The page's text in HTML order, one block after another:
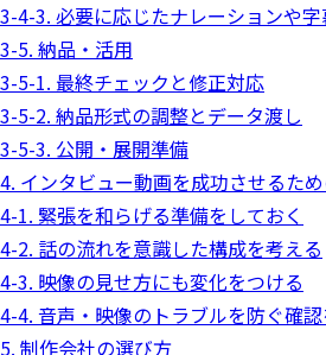
3-4-3. 必要に応じたナレーションや
3-5. 納品・活用
3-5-1. 最終チェックと修正対応
3-5-2. 納品形式の調整とデータ渡し
3-5-3. 公開・展開準備
4. インタビュー動画を成功させるた
4-1. 緊張を和らげる準備をしておく
4-2. 話の流れを意識した構成を考える
4-3. 映像の見せ方にも変化をつける
4-4. 音声・映像のトラブルを防ぐ確認
5. 制作会社の選び方